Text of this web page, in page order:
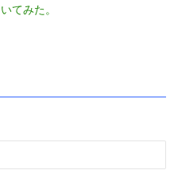
いてみた。